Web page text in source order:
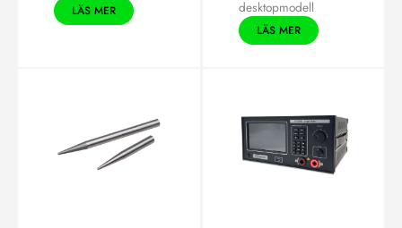
LÄS MER
desktopmodell
LÄS MER